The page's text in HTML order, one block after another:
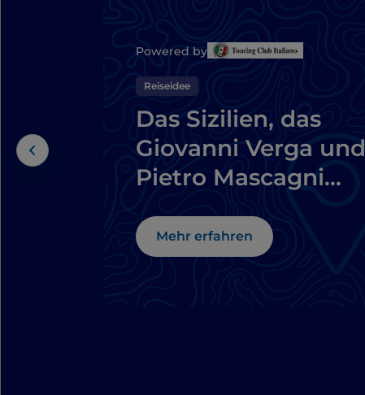
Powered by
Reiseidee
Das Sizilien, das
Giovanni Verga und
Pietro Mascagni
literarische Route
Mehr erfahren